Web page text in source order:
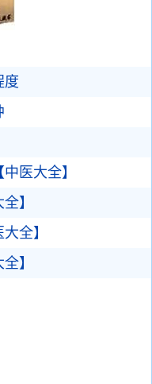
度
医大全】
】
全】
】